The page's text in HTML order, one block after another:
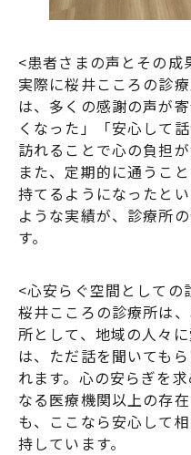
<患者さまの声とその成
実際に桜井こころの診
は、多くの感謝の声が
くなった」「安心して
訪れることで心の負担
また、定期的に通うこ
持てるようになったと
ような実績が、診療所
す。
<心安らぐ空間としての
桜井こころの診療所は
所として、地域の人々
は、ただ話を聞いても
れます。心の安らぎを
なる医療機関以上の存
も、ここなら安心して
持しています。